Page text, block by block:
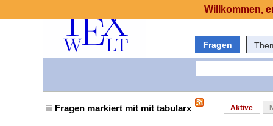
Fragen
Fragen markiert mit mit tabularx Aktive
Willkommen,